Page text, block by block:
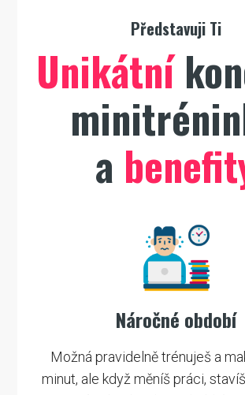
Představuji Ti
Unikátní
a
Náročné období
Možná pravidelně trénuješ a
minut, ale když měníš práci,